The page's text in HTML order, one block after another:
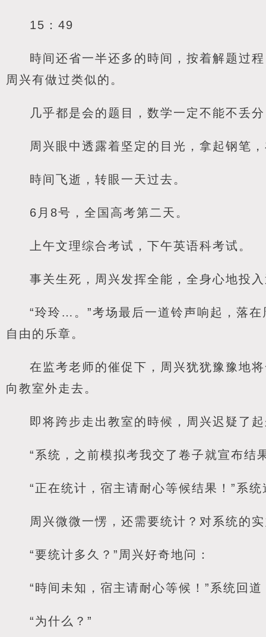
15：49
時间还省一半还多的時间，按着解题过
周兴有做过类似的。
几乎都是会的题目，数学一定不能不丢
周兴眼中透露着坚定的目光，拿起钢笔
時间飞逝，转眼一天过去。
6月8号，全国高考第二天。
上午文理综合考试，下午英语科考试。
事关生死，周兴发挥全能，全身心地投
“玲玲…。”考场最后一道铃声响起，落
自由的乐章。
在监考老师的催促下，周兴犹犹豫豫地
向教室外走去。
即将跨步走出教室的時候，周兴迟疑了
“系统，之前模拟考我交了卷子就宣布结
“正在统计，宿主请耐心等候结果！”系统
周兴微微一愣，还需要统计？对系统的
“要统计多久？”周兴好奇地问：
“時间未知，宿主请耐心等候！”系统回道
“为什么？”